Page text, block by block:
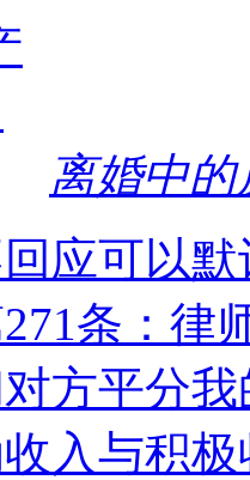
离婚中
应可以
条：律
方平分
入与积